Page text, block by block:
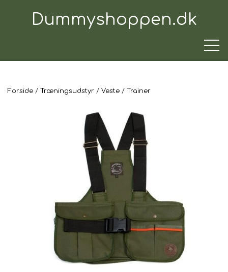
Dummyshoppen.dk
TRÆNINGSUDSTYR
TIL HUNDEN
TIL HUNDEFØREREN
TIL BILEN
FODER & FODER
Forside Træningsudstyr Veste Trainer